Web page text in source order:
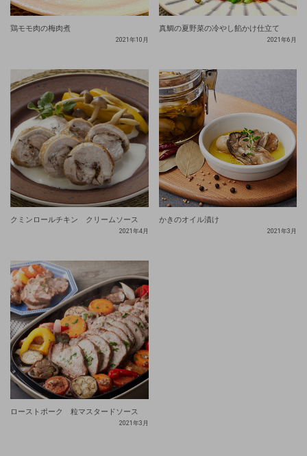
鶏モモ肉の梅肉煮
2021年10月
真鯛の夏野菜の冷やし餡かけ仕立て
2021年6月
クミンロールチキン クリームソース
2021年4月
かきのオイル漬け
2021年3月
ローストポーク 粒マスタードソース
2021年3月